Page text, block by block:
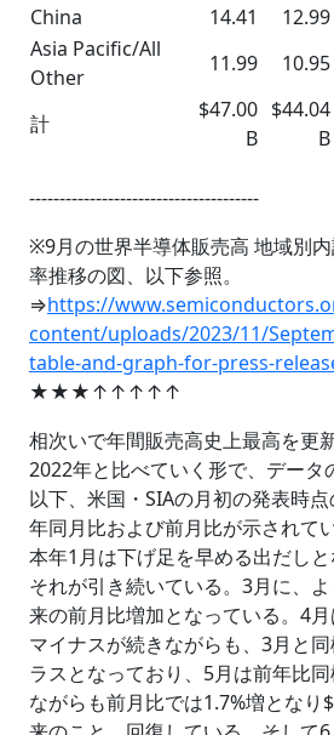
China
14.41 12.99
Asia Pacific/All
Other
11.99 10.95
計
$47.00
B
$44.04
B
--------------------------------------
※9月の世界半導体販売高 地域別
率推移の図、以下参照。
⇒https://
content/uploads/2023/11/
table-and-graph-for-press-
★★★↑↑↑↑↑
相次いで年間販売高史上最高を更
2022年と比べていく形で、データ
以下、米国・SIAの月初の発表時
年同月比および前月比が示されてい
本年1月は下げ足を早める出だし
それが引き続いている。3月に、
来の前月比増加となっている。4
マイナスが続きながらも、3月と
ラスとなっており、5月は前年比
ながらも前月比では1.7%増とな